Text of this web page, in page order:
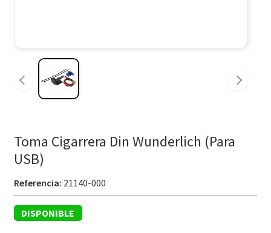
Toma Cigarrera Din Wunderlich (Para
USB)
Referencia: 21140-000
DISPONIBLE